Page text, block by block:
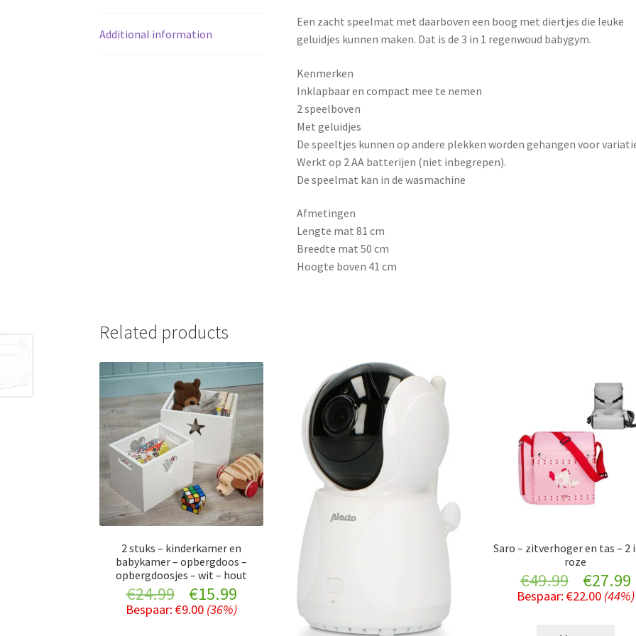
t
Additional information
Een zacht speelmat met daarboven een boog met diertjes die leuke
geluidjes kunnen maken. Dat is de 3 in 1 regenwoud babygym.
Kenmerken
Inklapbaar en compact mee te nemen
2 speelboven
Met geluidjes
De speeltjes kunnen op andere plekken worden gehangen voor
Werkt op 2 AA batterijen (niet inbegrepen).
​De speelmat kan in de wasmachine
Afmetingen
Lengte mat 81 cm
Breedte mat 50 cm
Hoogte boven 41 cm
Related products
2 stuks – kinderkamer en
babykamer – opbergdoos –
opbergdoosjes – wit – hout
€24.99
Original
price
€15.99Current
Bespaar:€9.00 (36%)
Saro – zitverhoger en tas – 2
roze
€49.99
Original
price
€27.99
Bespaar: €22.00 (44%)